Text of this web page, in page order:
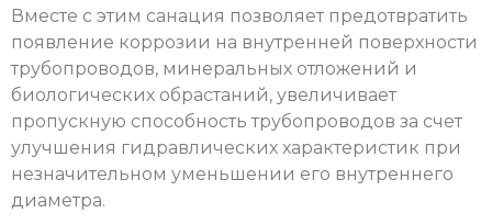
Вместе с этим санация позволяет предотвратить
появление коррозии на внутренней поверхности
трубопроводов, минеральных отложений и
биологических обрастаний, увеличивает
пропускную способность трубопроводов за счет
улучшения гидравлических характеристик при
незначительном уменьшении его внутреннего
диаметра.